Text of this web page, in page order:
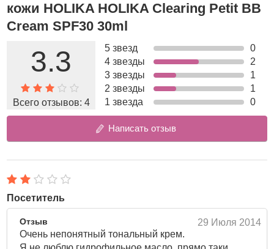
освежает кожу придавая эффект детского личика.
Обладает мощным противовоспалительным действием.
Борется и препятствует возникновению угревой сыпи,
лечит проблемную подростковую кожу.
Специальная пудра в составе, поглощает кожный себум,
регулирует работу сальных желез, обеспечивая
длительное матирование.
Создан для проблемной, молодой и подростковой кожи,
страдающей угревой сыпью и склонной к жирности.
Оттенок Светлый беж.
Дает матовый финиш и придает коже легкое свечение.
Объем 30 мл.
кожи HOLIKA HOLIKA Clearing Petit BB
Cream SPF30 30ml
3.3
Всего отзывов: 4
5 звезд
0
4 звезды
2
3 звезды
1
2 звезды
1
1 звезда
0
Написать отзыв
Посетитель
29 Июля 2014
Отзыв
Очень непонятный тональный крем.